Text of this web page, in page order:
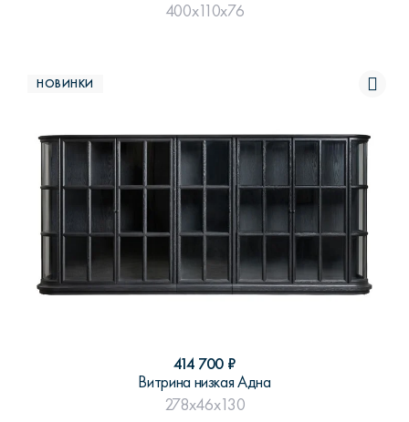
400x110x76
НОВИНКИ
414 700 ₽
Витрина низкая Адна
278x46x130